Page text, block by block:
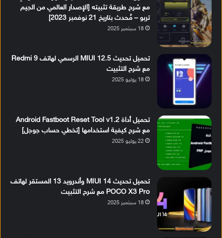
مع شرح طريقة تثبيته [الإصدار العالمي من الجيم
تربو – مُحدث بتاريخ 21 نوفمبر 2023]
18 سبتمبر 2025
تحميل تحديث MIUI 12.5 الرسمي لهاتف Redmi 9
مع شرح التثبيت
18 يوليو 2025
تحميل أداة Android Fastboot Reset Tool v1.2
مع شرح كيفية استخدامها [تخطي حساب جوجل]
22 يوليو 2025
تحميل تحديث MIUI 14 وأندرويد 13 المستقر لهاتف
POCO X3 Pro مع شرح التثبيت
18 سبتمبر 2025